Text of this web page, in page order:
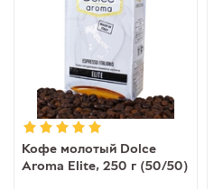
Кофе молотый Dolce
Aroma Elite, 250 г (50/50)